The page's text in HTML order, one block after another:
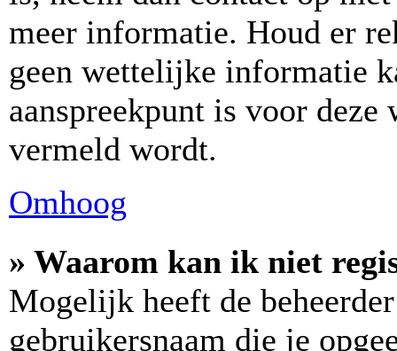
meer informatie. Houd er
geen wettelijke informatie
aanspreekpunt is voor
vermeld wordt.
Omhoog
» Waarom kan ik niet
Mogelijk heeft de
gebruikersnaam die je